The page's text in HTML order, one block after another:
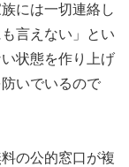
には一切連絡し
言えない」とい
状態を作り上げ
いでいるので
の公的窓口が複